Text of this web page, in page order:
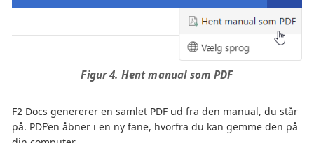
Figur 4. Hent manual som PDF
F2 Docs genererer en samlet PDF ud fra den manual, du står
på. PDF’en åbner i en ny fane, hvorfra du kan gemme den på